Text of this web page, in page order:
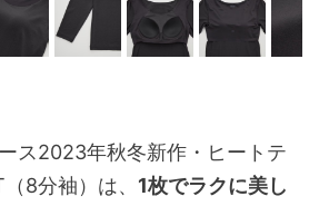
ス2023年秋冬新作・ヒートテ
8分袖）は、 1枚でラクに美し